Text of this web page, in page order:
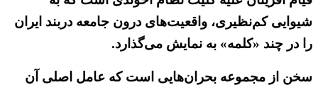
شیوایی کم‌نظیری، واقعیت‌های درون جامعه دربند ایران
را در چند «کلمه» به نمایش می‌گذارد.
سخن از مجموعه بحران‌هایی است که عامل اصلی آن